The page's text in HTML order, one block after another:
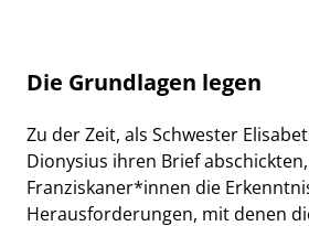
Die Grundlagen legen
Zu der Zeit, als Schwester
Dionysius ihren Brief
Franziskaner*innen die
Herausforderungen, mit denen